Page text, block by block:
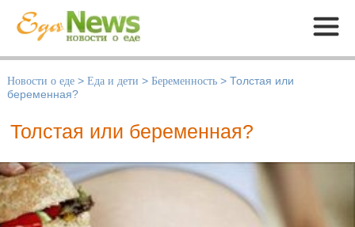
Меню
Новости о еде > Еда и дети > Беременность > Толстая или
беременная?
Толстая или беременная?